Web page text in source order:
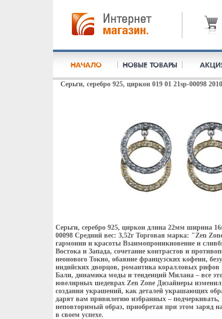
Серьги, серебро 925, циркон 019 01 21sp-00098
Серьги, серебро 925, циркон длина 22мм ширина
00098 Средний вес: 3,52г Торговая марка: "Zen
гармонии и красоты Взаимопроникновение и
Востока и Запада, сочетание контрастов и
неонового Токио, обаяние французских кофеин,
индийских дворцов, романтика коралловых рифов
Бали, динамика моды и тенденций Милана – все
ювелирных шедеврах Zen Zone Дизайнеры
создания украшений, как деталей украшающих
дарят вам привилегию избранных – подчеркивать,
неповторимый образ, приобретая при этом заряд
в своем успехе.